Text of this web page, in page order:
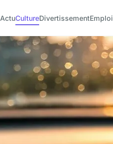
ActuCultureDivertissementEmploi